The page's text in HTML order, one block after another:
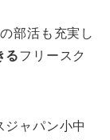
部活も充実し
るフリースク
ジャパン小中